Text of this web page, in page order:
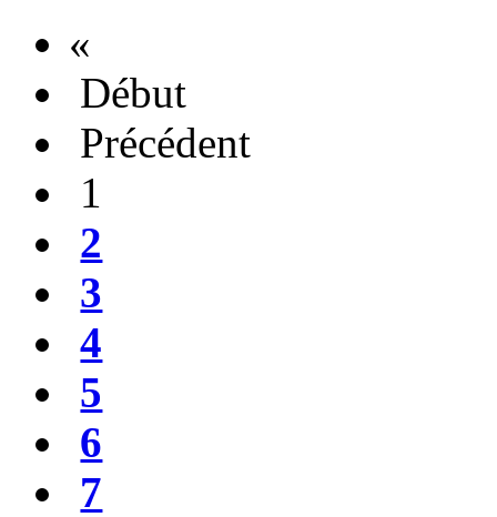
«
Début
Précédent
1
2
3
4
5
6
7